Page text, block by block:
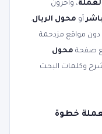
، وآخرون
أو محول الريال.
دون مواقع مزدحمة
صفحة محول
وكلمات البحث
خطوة